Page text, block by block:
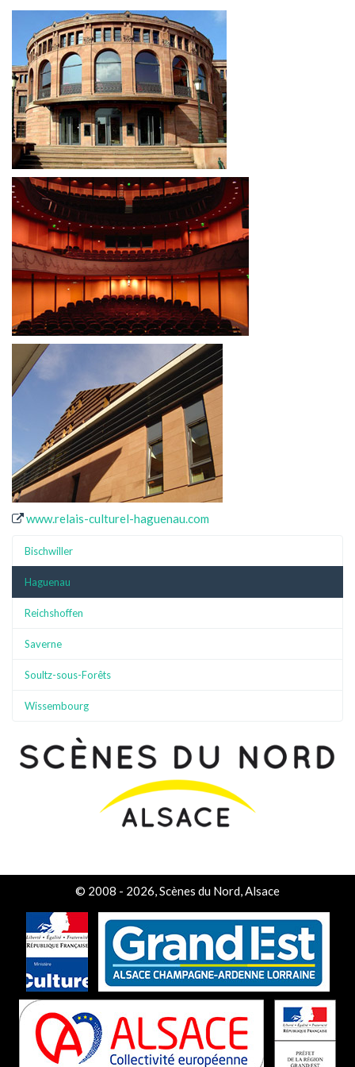
www.relais-culturel-haguenau.com
Bischwiller
Haguenau
Reichshoffen
Saverne
Soultz-sous-Forêts
Wissembourg
© 2008 - 2026, Scènes du Nord, Alsace